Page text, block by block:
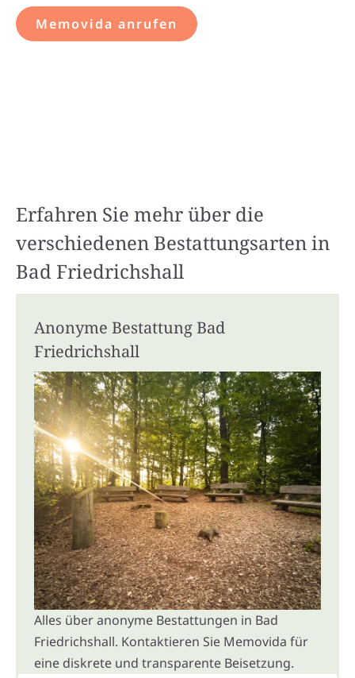
Memovida anrufen
Erfahren Sie mehr über die
verschiedenen Bestattungsarten in
Bad Friedrichshall
Anonyme Bestattung Bad
Friedrichshall
Alles über anonyme Bestattungen in Bad
Friedrichshall. Kontaktieren Sie Memovida für
eine diskrete und transparente Beisetzung.